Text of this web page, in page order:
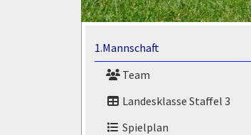
1.Mannschaft
Team
Landesklasse Staffel 3
Spielplan